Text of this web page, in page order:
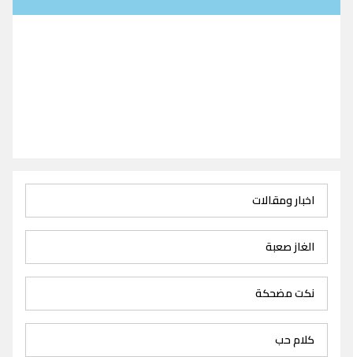
اخبار ومقالات
الغاز صعبة
نكت مضحكة
كلام حب